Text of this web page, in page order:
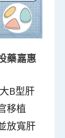
藥嘉惠
B型肝
移植
放寬肝